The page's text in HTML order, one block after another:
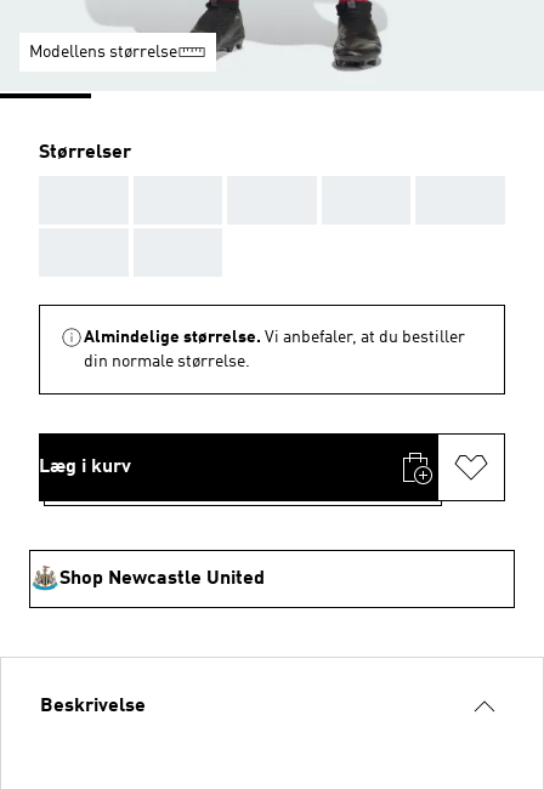
Modellens størrelse
Størrelser
Almindelige størrelse. Vi anbefaler, at du bestiller
din normale størrelse.
Læg i kurv
Shop Newcastle United
Beskrivelse